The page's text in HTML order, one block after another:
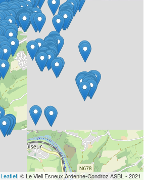
Leaflet| © Le Vieil Esneux Ardenne-Condroz ASBL - 2021